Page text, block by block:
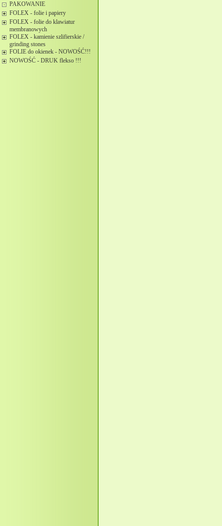
PAKOWANIE
FOLEX - folie i papiery
FOLEX - folie do klawiatur
membranowych
FOLEX - kamienie szlifierskie /
grinding stones
FOLIE do okienek - NOWOŚĆ!!!
NOWOŚĆ - DRUK flekso !!!